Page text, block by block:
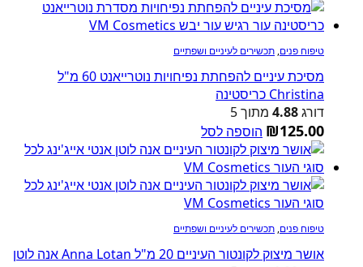
טיפוח פנים, תכשירים לעיניים ושפתיים
מסיכת עיניים להפחתת נפיחויות נוטרייאנט 60 מ"ל
Christina כריסטינה
דורג4.88 מתוך 5
₪125.00 הוספה לסל
טיפוח פנים, תכשירים לעיניים ושפתיים
אושר מיצוק לקונטור העיניים 20 מ"ל Anna Lotan אנה לוטן